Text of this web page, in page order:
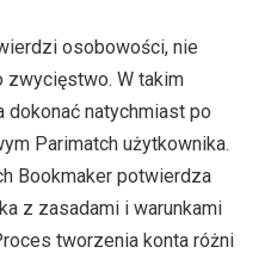
osobowości, nie
zwycięstwo. W takim
natychmiast po
Parimatch użytkownika.
Bookmaker potwierdza
z zasadami i warunkami
tworzenia konta różni